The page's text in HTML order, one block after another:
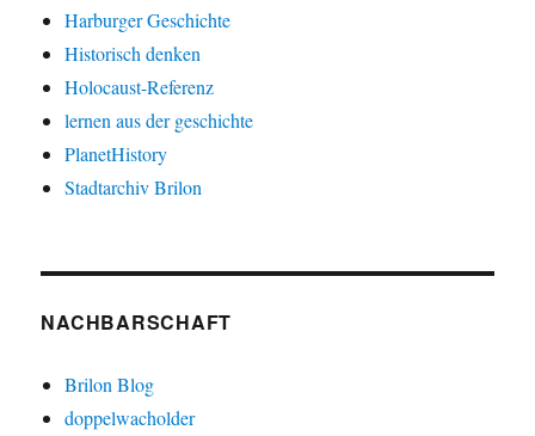
Harburger Geschichte
Historisch denken
Holocaust-Referenz
lernen aus der geschichte
PlanetHistory
Stadtarchiv Brilon
NACHBARSCHAFT
Brilon Blog
doppelwacholder